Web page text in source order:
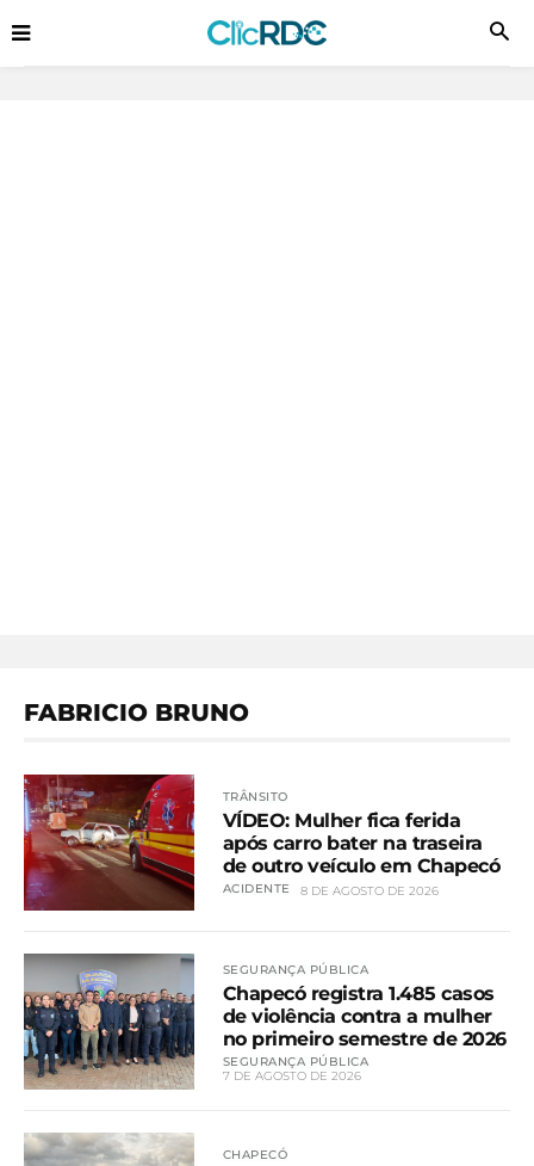
FABRICIO BRUNO
TRÂNSITO
VÍDEO: Mulher fica ferida
após carro bater na traseira
de outro veículo em Chapecó
ACIDENTE 8 DE AGOSTO DE 2026
SEGURANÇA PÚBLICA
Chapecó registra 1.485 casos
de violência contra a mulher
no primeiro semestre de 2026
SEGURANÇA PÚBLICA
7 DE AGOSTO DE 2026
CHAPECÓ